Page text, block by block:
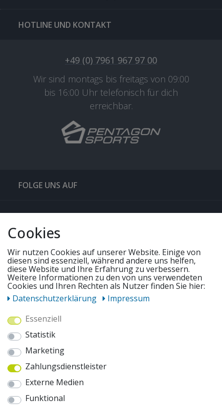
HOTLINE UND KONTAKT
+49 (0) 7961 967 97 00
Wir sind montags bis freitags von 09:00
bis 16:00 Uhr telefonisch für dich
erreichbar.
FOLGE UNS AUF
QUICKLINKS & TIPPS
UNSERE ANGEBOTE
WIR VERSENDEN MIT
AUSZEICHNUNGEN & SICHERHEIT
© 2026 pentagonsports.de
Cookies
Wir nutzen Cookies auf unserer Website. Einige von
diesen sind essenziell, während andere uns helfen,
diese Website und Ihre Erfahrung zu verbessern.
Weitere Informationen zu den von uns verwendeten
Cookies und Ihren Rechten als Nutzer finden Sie hier:
Daten­schutz­erklärung
Impressum
Essenziell
Statistik
Marketing
Zahlungsdienstleister
Externe Medien
Funktional